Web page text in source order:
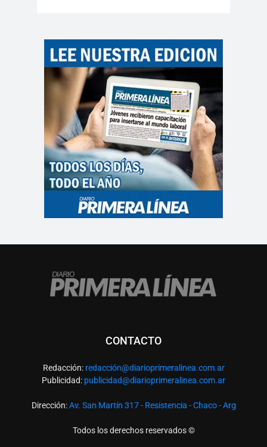
CONTACTO
Redacción: redacción@diarioprimeralinea.com.ar
Publicidad: publicidad@diarioprimeralinea.com.ar
Dirección:Av. San Martín 317 - Resistencia - Chaco - Arg
Todos los derechos reservados ©